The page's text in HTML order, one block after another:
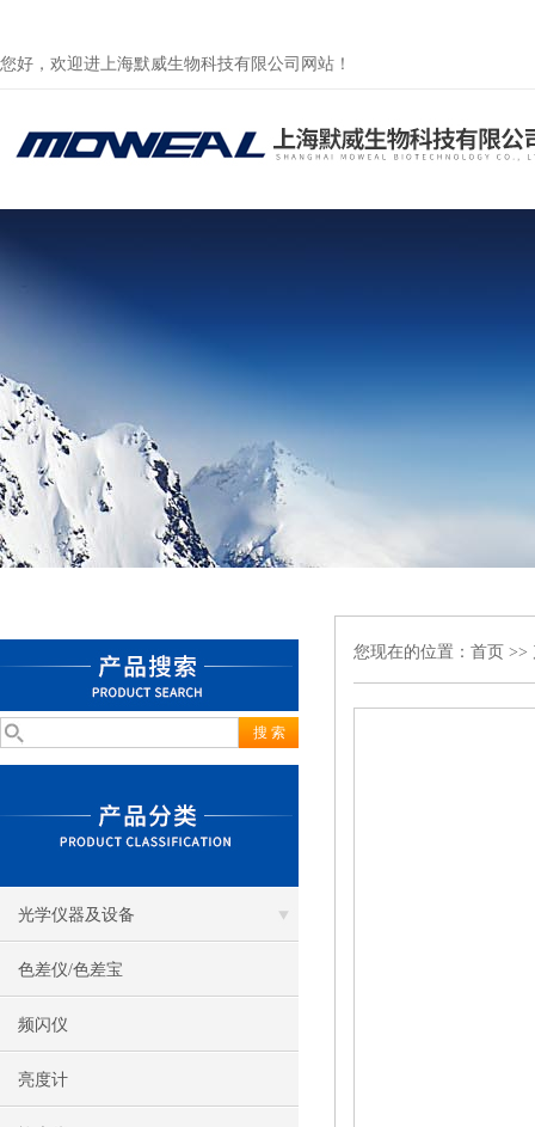
您好，欢迎进上海默威生物科技有限公司网站！
光学仪器及设备
色差仪/色差宝
频闪仪
亮度计
您现在的位置： 首页 >>